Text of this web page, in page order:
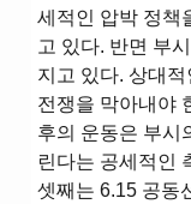
세적인 압박 정책
고 있다. 반면 부
지고 있다. 상대
전쟁을 막아내야
후의 운동은 부시
린다는 공세적인
셋째는 6.15 공동